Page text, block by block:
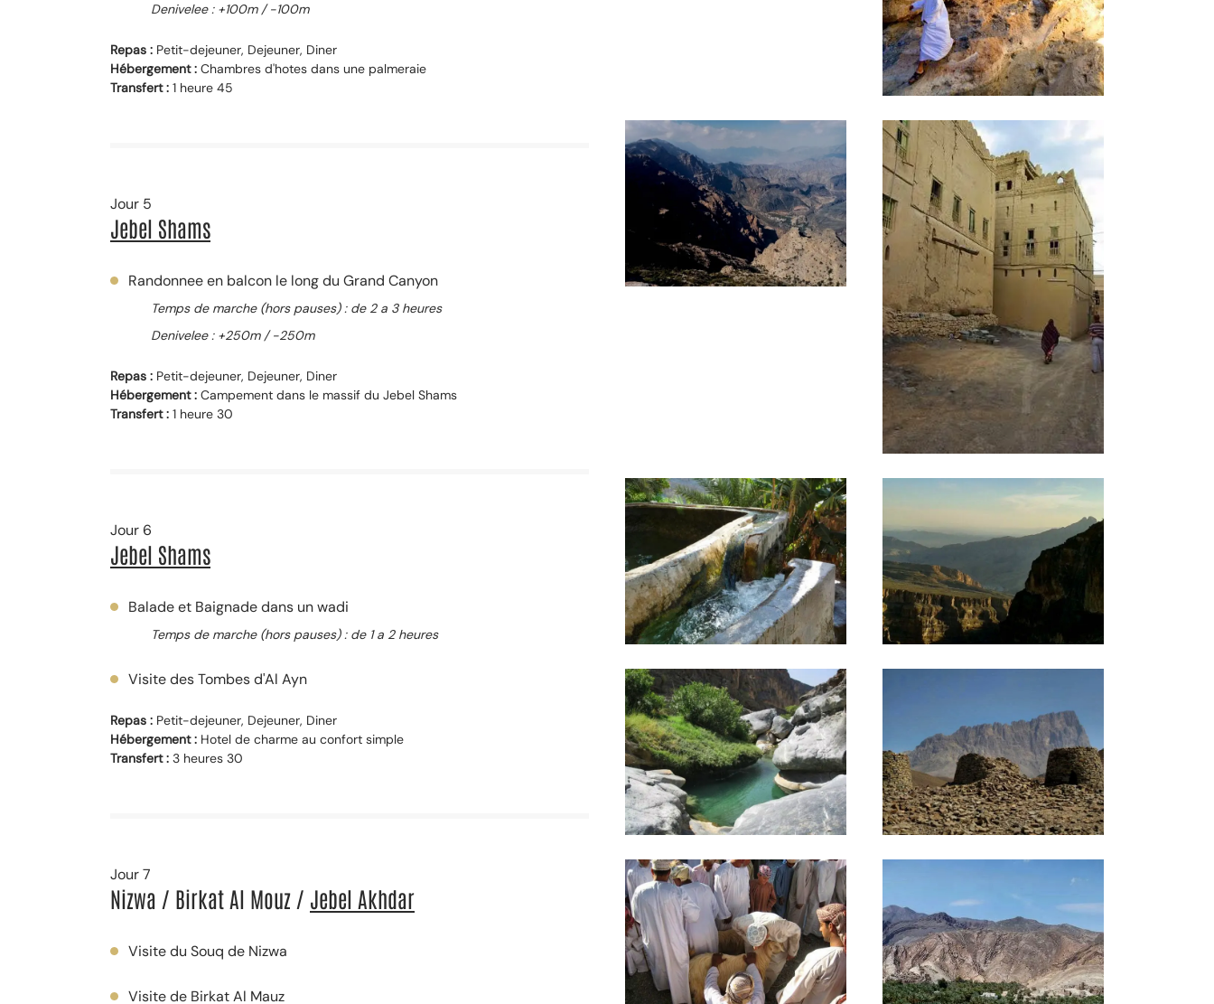
Denivelee : +100m / -100m
Repas : Petit-dejeuner, Dejeuner, Diner
Hébergement : Chambres d'hotes dans une palmeraie
Transfert : 1 heure 45
Jour 5
Jebel Shams
Randonnee en balcon le long du Grand Canyon
Temps de marche (hors pauses) : de 2 a 3 heures
Denivelee : +250m / -250m
Repas : Petit-dejeuner, Dejeuner, Diner
Hébergement : Campement dans le massif du Jebel Shams
Transfert : 1 heure 30
Jour 6
Jebel Shams
Balade et Baignade dans un wadi
Temps de marche (hors pauses) : de 1 a 2 heures
Visite des Tombes d'Al Ayn
Repas : Petit-dejeuner, Dejeuner, Diner
Hébergement : Hotel de charme au confort simple
Transfert : 3 heures 30
Jour 7
Nizwa / Birkat Al Mouz / Jebel Akhdar
Visite du Souq de Nizwa
Visite de Birkat Al Mauz